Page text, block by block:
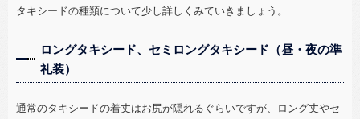
タキシードの種類について少し詳しくみていきましょう。
ロングタキシード、セミロングタキシード（昼・夜の準
礼装）
通常のタキシードの着丈はお尻が隠れるぐらいですが、ロング丈やセ